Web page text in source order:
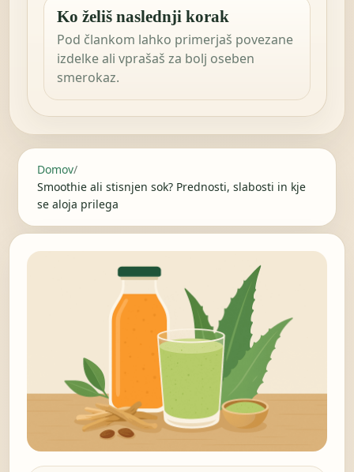
Ko želiš naslednji korak
Pod člankom lahko primerjaš povezane
izdelke ali vprašaš za bolj oseben
smerokaz.
Domov/
Smoothie ali stisnjen sok? Prednosti, slabosti in kje
se aloja prilega